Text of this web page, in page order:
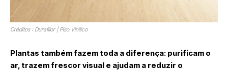
Créditos : Durafllor | Piso Vinilico
Plantas também fazem toda a diferença: purificam o
ar, trazem frescor visual e ajudam a reduzir o